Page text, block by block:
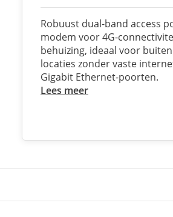
Robuust dual-band access
modem voor 4G-
behuizing, ideaal voor
locaties zonder vaste
Gigabit Ethernet-poorten.
Lees meer